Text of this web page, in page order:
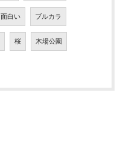
面白い ブルカラ
桜 木場公園